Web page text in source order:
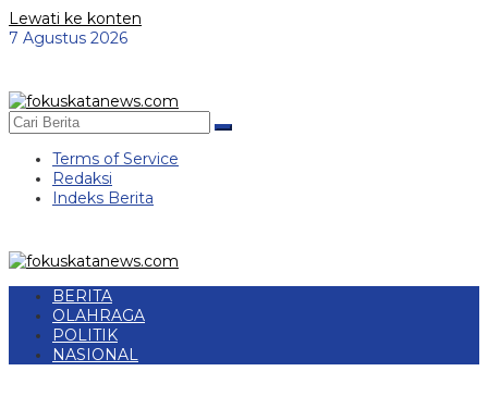
Lewati ke konten
7 Agustus 2026
Terms of Service
Redaksi
Indeks Berita
BERITA
OLAHRAGA
POLITIK
NASIONAL